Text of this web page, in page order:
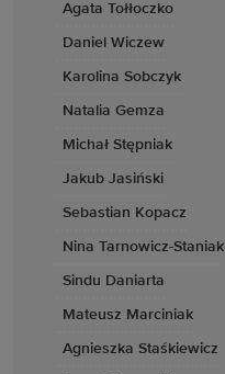
Agata Tołłoczko
Daniel Wiczew
Karolina Sobczyk
Natalia Gemza
Michał Stępniak
Jakub Jasiński
Sebastian Kopacz
Nina Tarnowicz-Staniak
Sindu Daniarta
Mateusz Marciniak
Agnieszka Staśkiewicz